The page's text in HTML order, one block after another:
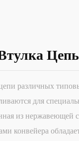
Цепь
различных
для
из нержавеющей
конвейера